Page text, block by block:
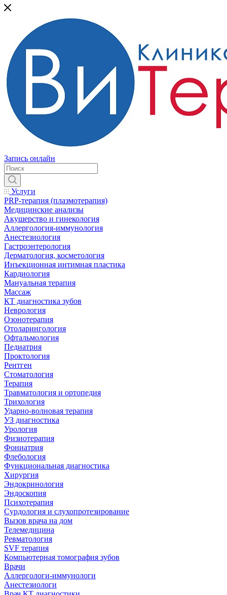
Запись онлайн
Услуги
PRP-терапия (плазмотерапия)
Медицинские анализы
Акушерство и гинекология
Аллергология-иммунология
Анестезиология
Гастроэнтерология
Дерматология, косметология
Инъекционная интимная пластика
Кардиология
Мануальная терапия
Массаж
КТ диагностика зубов
Неврология
Озонотерапия
Отоларингология
Офтальмология
Педиатрия
Проктология
Рентген
Стоматология
Терапия
Травматология и ортопедия
Трихология
Ударно-волновая терапия
УЗ диагностика
Урология
Физиотерапия
Фониатрия
Флебология
Функциональная диагностика
Хирургия
Эндокринология
Эндоскопия
Психотерапия
Сурдология и слухопротезирование
Вызов врача на дом
Телемедицина
Ревматология
SVF терапия
Компьютерная томография зубов
Врачи
Аллергологи-иммунологи
Анестезиологи